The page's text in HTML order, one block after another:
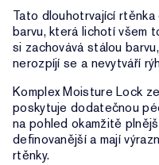
Tato dlouhotrvající
barvu, která lichotí všem
si zachovává stálou
nerozpíjí se a nevytváří
Komplex Moisture Lock
poskytuje dodatečnou
na pohled okamžitě
definovanější a mají
rtěnky.